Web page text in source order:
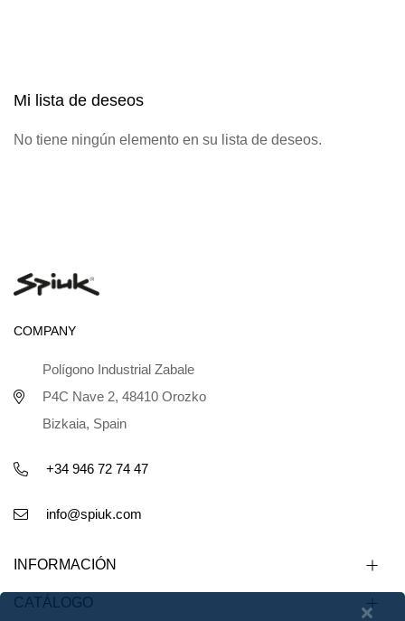
Mi lista de deseos
No tiene ningún elemento en su lista de deseos.
COMPANY
Polígono Industrial Zabale
P4C Nave 2, 48410 Orozko
Bizkaia, Spain
+34 946 72 74 47
info@spiuk.com
INFORMACIÓN
CATÁLOGO